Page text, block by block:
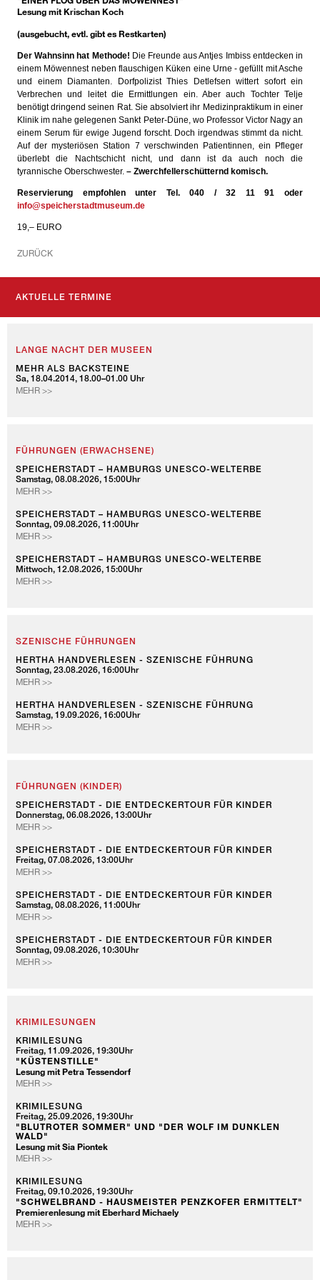
Lesung mit Krischan Koch
(ausgebucht, evtl. gibt es Restkarten)
Der Wahnsinn hat Methode! Die Freunde aus Antjes Imbiss entdecken in
einem Möwennest neben flauschigen Küken eine Urne - gefüllt mit Asche
und einem Diamanten. Dorfpolizist Thies Detlefsen wittert sofort ein
Verbrechen und leitet die Ermittlungen ein. Aber auch Tochter Telje
benötigt dringend seinen Rat. Sie absolviert ihr Medizinpraktikum in einer
Klinik im nahe gelegenen Sankt Peter-Düne, wo Professor Victor Nagy an
einem Serum für ewige Jugend forscht. Doch irgendwas stimmt da nicht.
Auf der mysteriösen Station 7 verschwinden Patientinnen, ein Pfleger
überlebt die Nachtschicht nicht, und dann ist da auch noch die
tyrannische Oberschwester. – Zwerchfellerschütternd komisch.
Reservierung empfohlen unter Tel. 040 / 32 11 91 oder
info@speicherstadtmuseum.de
19,– EURO
ZURÜCK
AKTUELLE TERMINE
LANGE NACHT DER MUSEEN
MEHR ALS BACKSTEINE
Sa, 18.04.2014, 18.00–01.00 Uhr
MEHR >>
FÜHRUNGEN (ERWACHSENE)
SPEICHERSTADT – HAMBURGS UNESCO-WELTERBE
Samstag, 08.08.2026, 15:00Uhr
MEHR >>SPEICHERSTADT
HAMBURGS
UNESCO-
WELTERBE
SPEICHERSTADT – HAMBURGS UNESCO-WELTERBE
Sonntag, 09.08.2026, 11:00Uhr
MEHR >>SPEICHERSTADT
HAMBURGS
UNESCO-
WELTERBE
SPEICHERSTADT – HAMBURGS UNESCO-WELTERBE
Mittwoch, 12.08.2026, 15:00Uhr
MEHR >>SPEICHERSTADT
SZENISCHE FÜHRUNGEN
HERTHA HANDVERLESEN - SZENISCHE FÜHRUNG
Sonntag, 23.08.2026, 16:00Uhr
MEHR >>HERTHA
-
SZENISCHE
FÜHRUNG
HERTHA HANDVERLESEN - SZENISCHE FÜHRUNG
Samstag, 19.09.2026, 16:00Uhr
MEHR >>HERTHA
FÜHRUNGEN (KINDER)
SPEICHERSTADT - DIE ENTDECKERTOUR FÜR KINDER
Donnerstag, 06.08.2026, 13:00Uhr
MEHR >>SPEICHERSTADT
DIE
ENTDECKERTOUR
FÜR
SPEICHERSTADT - DIE ENTDECKERTOUR FÜR KINDER
Freitag, 07.08.2026, 13:00Uhr
MEHR >>SPEICHERSTADT
DIE
ENTDECKERTOUR
FÜR
SPEICHERSTADT - DIE ENTDECKERTOUR FÜR KINDER
Samstag, 08.08.2026, 11:00Uhr
MEHR >>SPEICHERSTADT
DIE
ENTDECKERTOUR
FÜR
SPEICHERSTADT - DIE ENTDECKERTOUR FÜR KINDER
Sonntag, 09.08.2026, 10:30Uhr
MEHR >>SPEICHERSTADT
KINDER
KRIMILESUNGEN
KRIMILESUNG
Freitag, 11.09.2026, 19:30Uhr
"KÜSTENSTILLE"
Lesung mit Petra Tessendorf
MEHR >>KRIMILESUNG
KRIMILESUNG
Freitag, 25.09.2026, 19:30Uhr
"BLUTROTER SOMMER" UND "DER WOLF IM DUNKLEN
WALD"
Lesung mit Sia Piontek
MEHR >>KRIMILESUNG
KRIMILESUNG
Freitag, 09.10.2026, 19:30Uhr
"SCHWELBRAND - HAUSMEISTER PENZKOFER ERMITTELT"
Premierenlesung mit Eberhard Michaely
MEHR >>KRIMILESUNG